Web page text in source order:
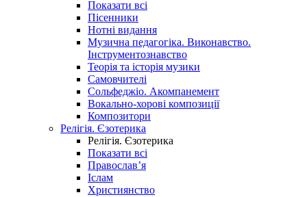
Показати всі
Пісенники
Нотні видання
Музична педагогіка. Виконавство.
Інструментознавство
Теорія та історія музики
Самовчителі
Сольфеджіо. Акомпанемент
Вокально-хорові композиції
Композитори
Релігія. Єзотерика
Релігія. Єзотерика
Показати всі
Православ’я
Іслам
Християнство